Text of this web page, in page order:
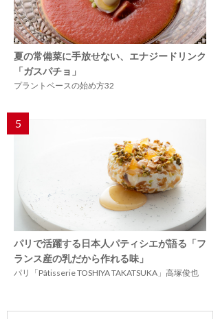
夏の常備菜に手放せない、エナジードリンク
「ガスパチョ」
プラントベースの始め方32
5
パリで活躍する日本人パティシエが語る「フ
ランス産の乳だから作れる味」
パリ「Pâtisserie TOSHIYA TAKATSUKA」高塚俊也